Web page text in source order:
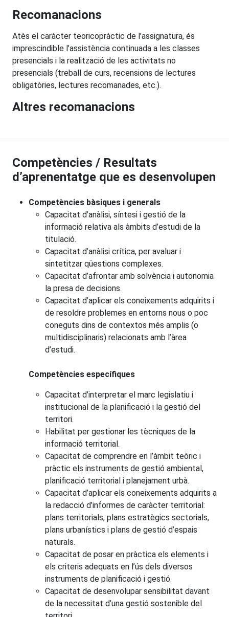
Recomanacions
Atès el caràcter teoricopràctic de l’assignatura, és
imprescindible l’assistència continuada a les classes
presencials i la realització de les activitats no
presencials (treball de curs, recensions de lectures
obligatòries, lectures recomanades, etc.).
Altres recomanacions
Competències / Resultats
d’aprenentatge que es desenvolupen
Competències bàsiques i generals
Capacitat d’anàlisi, síntesi i gestió de la
informació relativa als àmbits d’estudi de la
titulació.
Capacitat d’anàlisi crítica, per avaluar i
sintetitzar qüestions complexes.
Capacitat d’afrontar amb solvència i autonomia
la presa de decisions.
Capacitat d’aplicar els coneixements adquirits i
de resoldre problemes en entorns nous o poc
coneguts dins de contextos més amplis (o
multidisciplinaris) relacionats amb l’àrea
d’estudi.
Competències específiques
Capacitat d’interpretar el marc legislatiu i
institucional de la planificació i la gestió del
territori.
Habilitat per gestionar les tècniques de la
informació territorial.
Capacitat de comprendre en l’àmbit teòric i
pràctic els instruments de gestió ambiental,
planificació territorial i planejament urbà.
Capacitat d’aplicar els coneixements adquirits a
la redacció d’informes de caràcter territorial:
plans territorials, plans estratègics sectorials,
plans urbanístics i plans de gestió d’espais
naturals.
Capacitat de posar en pràctica els elements i
els criteris adequats en l’ús dels diversos
instruments de planificació i gestió.
Capacitat de desenvolupar sensibilitat davant
de la necessitat d’una gestió sostenible del